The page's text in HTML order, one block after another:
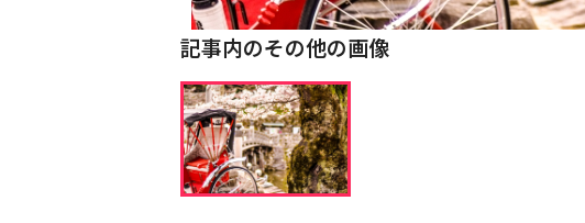
記事内のその他の画像